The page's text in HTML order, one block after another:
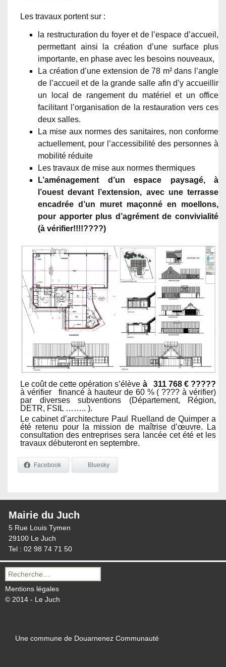
Les travaux portent sur :
la restructuration du foyer et de l’espace d’accueil,
permettant ainsi la création d’une surface plus
importante, en phase avec les besoins nouveaux,
La création d’une extension de 78 m² dans l’angle
de l’accueil et de la grande salle afin d’y accueillir
un local de rangement du matériel et un office
facilitant l’organisation de la restauration vers ces
deux salles.
La mise aux normes des sanitaires, non conforme
actuellement, pour l’accessibilité des personnes à
mobilité réduite
Les travaux de mise aux normes thermiques
L’aménagement d’un espace paysagé, à
l’ouest devant l’extension, avec une terrasse
encadrée d’un muret maçonné en moellons,
pour apporter plus d’agrément de convivialité
(à vérifier!!!!????)
Le coût de cette opération s’élève à 311 768 € ?????
à vérifier financé à hauteur de 60 % ( ???? à vérifier)
par diverses subventions (Département, Région,
DETR, FSIL …….. ).
Le cabinet d’architecture Paul Ruelland de Quimper a
été retenu pour la mission de maîtrise d’œuvre. La
consultation des entreprises sera lancée cet été et les
travaux débuteront en septembre.
Facebook Bluesky
Mairie du Juch
5 Rue Louis Tymen
29100 Le Juch
Tel : 02 98 74 71 50
Recherche
pour :
Mentions légales
© 2014 - Le Juch
Une commune de Douarnenez Communauté